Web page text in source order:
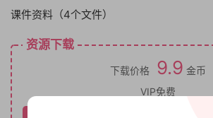
课件资料（4个文件）
资源下载
下载价格 9.9 金币
VIP免费